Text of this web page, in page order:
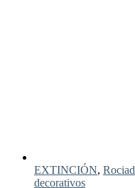
EXTINCIÓN,
decorativos